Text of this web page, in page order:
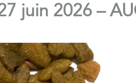
juin 2026 –